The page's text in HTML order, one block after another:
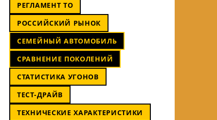
РЕГЛАМЕНТ ТО
РОССИЙСКИЙ РЫНОК
СЕМЕЙНЫЙ АВТОМОБИЛЬ
СРАВНЕНИЕ ПОКОЛЕНИЙ
СТАТИСТИКА УГОНОВ
ТЕСТ-ДРАЙВ
ТЕХНИЧЕСКИЕ ХАРАКТЕРИСТИКИ